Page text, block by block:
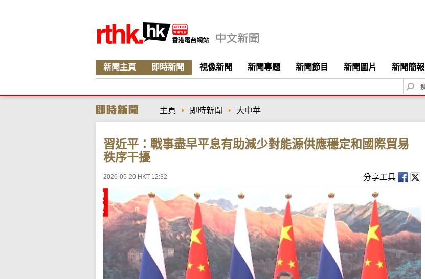
新聞主頁 即時新聞 視像新聞 新聞專題 新聞節目 新聞圖片 新聞簡報
S
e
c
主頁 即時新聞 大中華
習近平：戰事盡早平息有助減少對能源供應穩定和國際貿易
秩序干擾
2026-05-20 HKT 12:32 分享工具